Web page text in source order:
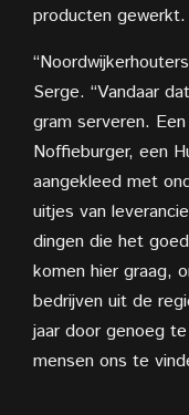
producten gewerkt.
Serge. “Vandaar
gram serveren.
Noffieburger, een
aangekleed met
uitjes van
dingen die het
komen hier graag,
bedrijven uit de
jaar door genoeg
mensen ons te